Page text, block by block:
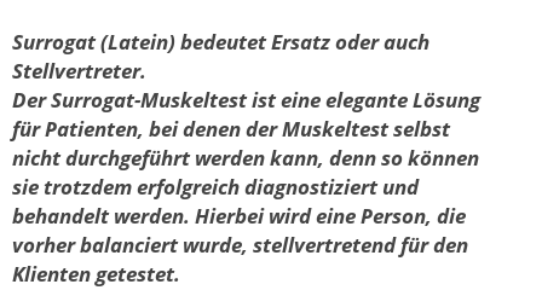
Surrogat (Latein) bedeutet Ersatz oder auch
Stellvertreter.
Der Surrogat-Muskeltest ist eine elegante Lösung
für Patienten, bei denen der Muskeltest selbst
nicht durchgeführt werden kann, denn so können
sie trotzdem erfolgreich diagnostiziert und
behandelt werden. Hierbei wird eine Person, die
vorher balanciert wurde, stellvertretend für den
Klienten getestet.